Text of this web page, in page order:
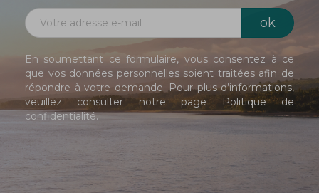
En soumettant ce formulaire, vous consentez à ce
que vos données personnelles soient traitées afin de
répondre à votre demande. Pour plus d’informations,
veuillez consulter notre page Politique de
confidentialité.